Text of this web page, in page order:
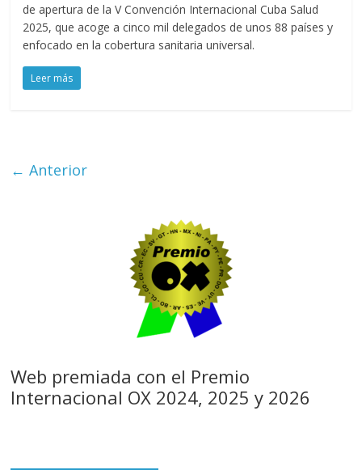
de apertura de la V Convención Internacional Cuba Salud
2025, que acoge a cinco mil delegados de unos 88 países y
enfocado en la cobertura sanitaria universal.
Leer más
← Anterior
Web premiada con el Premio
Internacional OX 2024, 2025 y 2026